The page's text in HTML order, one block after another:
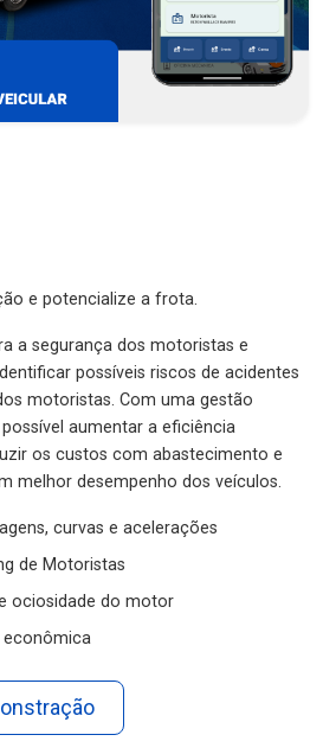
e potencialize a frota.
a segurança dos motoristas e
possíveis riscos de acidentes
motoristas. Com uma gestão
aumentar a eficiência
os custos com abastecimento e
melhor desempenho dos veículos.
curvas e acelerações
de Motoristas
ociosidade do motor
econômica